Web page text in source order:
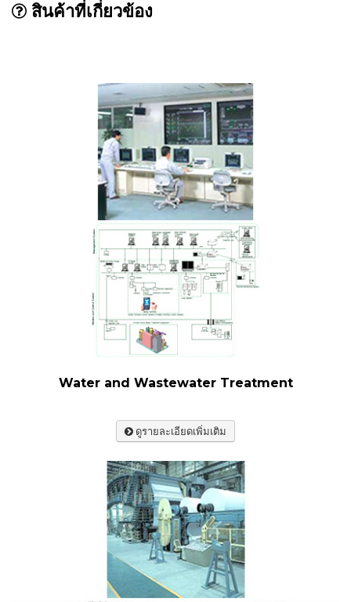
สินค้าที่เกี่ยวข้อง
Water and Wastewater Treatment
ดูรายละเอียดเพิ่มเติม